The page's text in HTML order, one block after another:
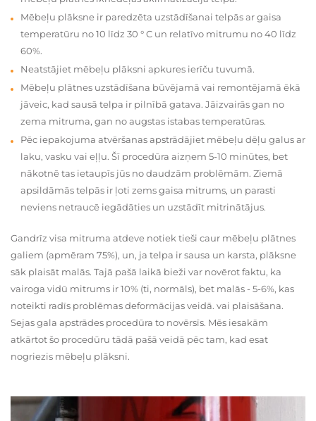
Mēbeļu plāksne ir paredzēta uzstādīšanai telpās ar gaisa
temperatūru no 10 līdz 30 ° C un relatīvo mitrumu no 40 līdz
60%.
Neatstājiet mēbeļu plāksni apkures ierīču tuvumā.
Mēbeļu plātnes uzstādīšana būvējamā vai remontējamā ēkā
jāveic, kad sausā telpa ir pilnībā gatava. Jāizvairās gan no
zema mitruma, gan no augstas istabas temperatūras.
Pēc iepakojuma atvēršanas apstrādājiet mēbeļu dēļu galus ar
laku, vasku vai eļļu. Šī procedūra aizņem 5-10 minūtes, bet
nākotnē tas ietaupīs jūs no daudzām problēmām. Ziemā
apsildāmās telpās ir ļoti zems gaisa mitrums, un parasti
neviens netraucē iegādāties un uzstādīt mitrinātājus.
Gandrīz visa mitruma atdeve notiek tieši caur mēbeļu plātnes
galiem (apmēram 75%), un, ja telpa ir sausa un karsta, plāksne
sāk plaisāt malās. Tajā pašā laikā bieži var novērot faktu, ka
vairoga vidū mitrums ir 10% (ti, normāls), bet malās - 5-6%, kas
noteikti radīs problēmas deformācijas veidā. vai plaisāšana.
Sejas gala apstrādes procedūra to novērsīs. Mēs iesakām
atkārtot šo procedūru tādā pašā veidā pēc tam, kad esat
nogriezis mēbeļu plāksni.